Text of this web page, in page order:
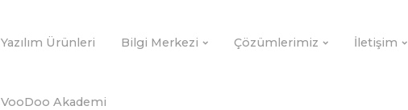
Yazılım Ürünleri Bilgi Merkezi Çözümlerimiz İletişim
VooDoo Akademi